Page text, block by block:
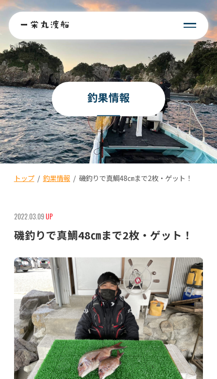
釣果情報
トップ/ 釣果情報 / 磯釣りで真鯛48㎝まで2枚・ゲット！
2022.03.09UP
磯釣りで真鯛48㎝まで2枚・ゲット！